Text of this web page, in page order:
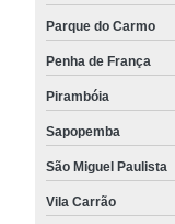
Parque do Carmo
Penha de França
Pirambóia
Sapopemba
São Miguel Paulista
Vila Carrão